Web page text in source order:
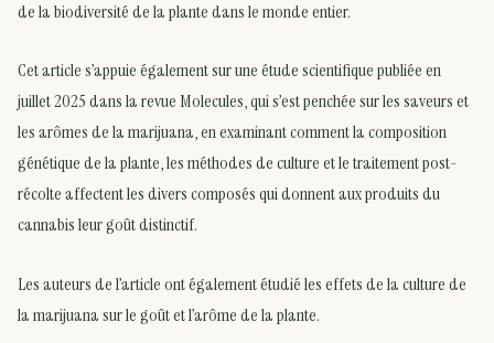
de la biodiversité de la plante dans le monde entier.
Cet article s’appuie également sur une étude scientifique publiée en
juillet 2025 dans la revue Molecules, qui s’est penchée sur les saveurs et
les arômes de la marijuana, en examinant comment la composition
génétique de la plante, les méthodes de culture et le traitement post-
récolte affectent les divers composés qui donnent aux produits du
cannabis leur goût distinctif.
Les auteurs de l’article ont également étudié les effets de la culture de
la marijuana sur le goût et l’arôme de la plante.